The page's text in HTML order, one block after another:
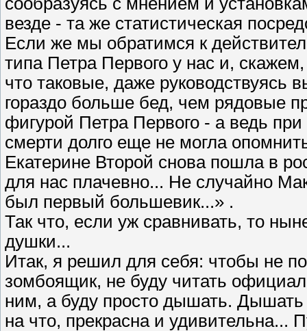
везде - та же статистическая
Если же мы обратимся к
типа Петра Первого у нас и,
что таковые, даже руководствуясь
гораздо больше бед, чем рядовые
фигурой Петра Первого - а ведь
смерти долго еще не могла
Екатерине Второй снова пошла в
для нас плачевно... Не случайно
был первый большевик...» .
Так что, если уж сравнивать, то
душки...
Итак, я решил для себя: чтобы не
зомбоящик, не буду читать
ним, а буду просто дышать.
на что, прекрасна и удивительна...